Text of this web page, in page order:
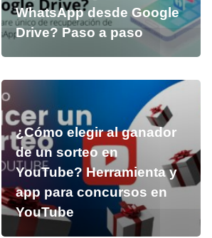
WhatsApp desde Google
Drive? Paso a paso
¿Cómo elegir al ganador
de un sorteo en
YouTube? Herramienta y
app para concursos en
YouTube